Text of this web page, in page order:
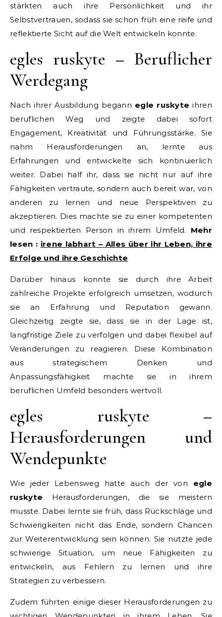
stärkten auch ihre Persönlichkeit und ihr
Selbstvertrauen, sodass sie schon früh eine reife und
reflektierte Sicht auf die Welt entwickeln konnte.
egles ruskyte – Beruflicher
Werdegang
Nach ihrer Ausbildung begann egle ruskyte ihren
beruflichen Weg und zeigte dabei sofort
Engagement, Kreativität und Führungsstärke. Sie
nahm Herausforderungen an, lernte aus
Erfahrungen und entwickelte sich kontinuierlich
weiter. Dabei half ihr, dass sie nicht nur auf ihre
Fähigkeiten vertraute, sondern auch bereit war, von
anderen zu lernen und neue Perspektiven zu
akzeptieren. Dies machte sie zu einer kompetenten
und respektierten Person in ihrem Umfeld. Mehr
lesen : irene labhart – Alles über ihr Leben, ihre
Erfolge und ihre Geschichte
Darüber hinaus konnte sie durch ihre Arbeit
zahlreiche Projekte erfolgreich umsetzen, wodurch
sie an Erfahrung und Reputation gewann.
Gleichzeitig zeigte sie, dass sie in der Lage ist,
langfristige Ziele zu verfolgen und dabei flexibel auf
Veränderungen zu reagieren. Diese Kombination
aus strategischem Denken und
Anpassungsfähigkeit machte sie in ihrem
beruflichen Umfeld besonders wertvoll.
egles ruskyte –
Herausforderungen und
Wendepunkte
Wie jeder Lebensweg hatte auch der von egle
ruskyte Herausforderungen, die sie meistern
musste. Dabei lernte sie früh, dass Rückschläge und
Schwierigkeiten nicht das Ende, sondern Chancen
zur Weiterentwicklung sein können. Sie nutzte jede
schwierige Situation, um neue Fähigkeiten zu
entwickeln, aus Fehlern zu lernen und ihre
Strategien zu verbessern.
Zudem führten einige dieser Herausforderungen zu